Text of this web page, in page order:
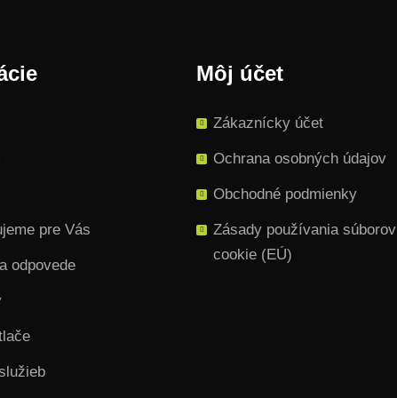
pre Vás
odpovede
Môj účet
Zákaznícky účet
Ochrana osobných údajov
Obchodné podmienky
Zásady používania súborov
cookie (EÚ)